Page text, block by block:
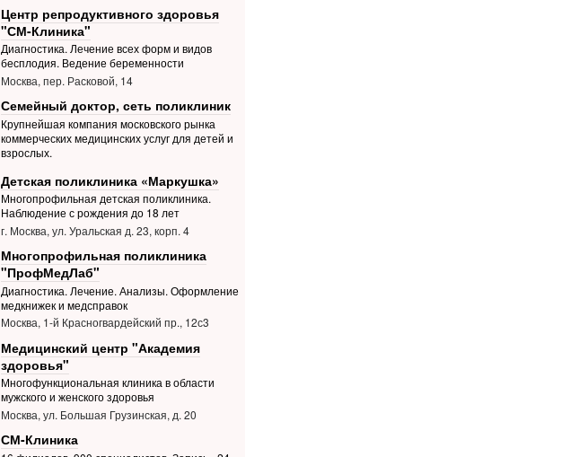
Центр репродуктивного здоровья
"СМ-Клиника"
Диагностика. Лечение всех форм и видов
бесплодия. Ведение беременности
Москва, пер. Расковой, 14
Семейный доктор, сеть поликлиник
Крупнейшая компания московского рынка
коммерческих медицинских услуг для детей и
взрослых.
Детская поликлиника «Маркушка»
Многопрофильная детская поликлиника.
Наблюдение с рождения до 18 лет
г. Москва, ул. Уральская д. 23, корп. 4
Многопрофильная поликлиника
"ПрофМедЛаб"
Диагностика. Лечение. Анализы. Оформление
медкнижек и медсправок
Москва, 1-й Красногвардейский пр., 12с3
Медицинский центр "Академия
здоровья"
Многофункциональная клиника в области
мужского и женского здоровья
Москва, ул. Большая Грузинская, д. 20
СМ-Клиника